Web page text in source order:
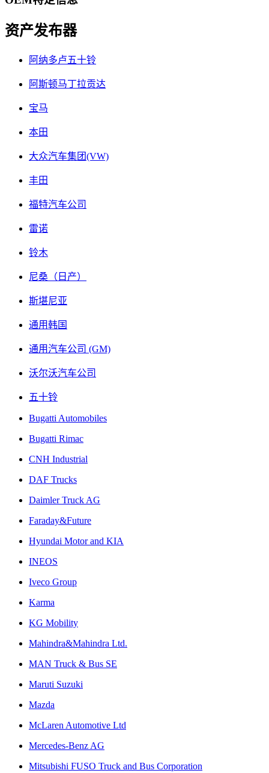
资产发布器
阿纳多卢五十铃
阿斯顿马丁拉贡达
宝马
本田
大众汽车集团(VW)
丰田
福特汽车公司
雷诺
铃木
尼桑（日产）
斯堪尼亚
通用韩国
通用汽车公司 (GM)
沃尔沃汽车公司
五十铃
Bugatti Automobiles
Bugatti Rimac
CNH Industrial
DAF Trucks
Daimler Truck AG
Faraday&Future
Hyundai Motor and KIA
INEOS
Iveco Group
Karma
KG Mobility
Mahindra&Mahindra Ltd.
MAN Truck & Bus SE
Maruti Suzuki
Mazda
McLaren Automotive Ltd
Mercedes-Benz AG
Mitsubishi FUSO Truck and Bus Corporation